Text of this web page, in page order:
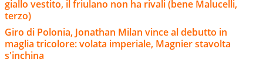
giallo vestito, il friulano non ha rivali (bene Malucelli,
terzo)
Giro di Polonia, Jonathan Milan vince al debutto in
maglia tricolore: volata imperiale, Magnier stavolta
s'inchina